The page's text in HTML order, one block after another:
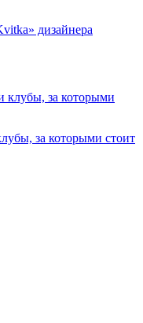
дизайнера
за которыми стоит